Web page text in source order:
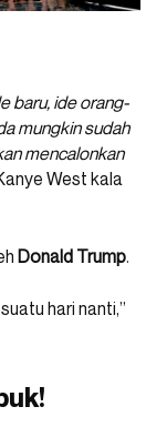
baru, ide orang-
mungkin sudah
mencalonkan
West kala
Donald Trump.
hari nanti,”